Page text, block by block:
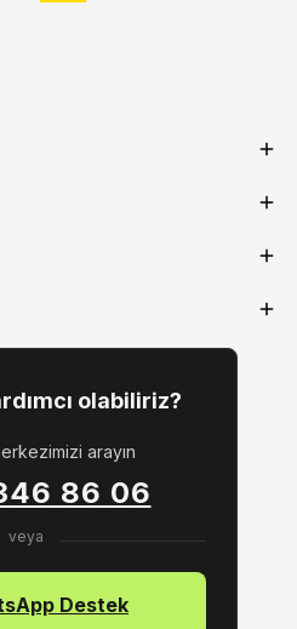
olabiliriz?
arayın
86 06
Destek